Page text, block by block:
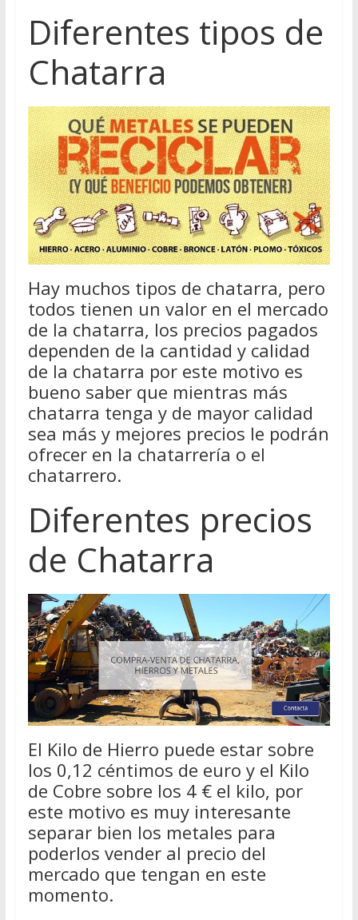
Diferentes tipos de
Chatarra
Hay muchos tipos de chatarra, pero
todos tienen un valor en el mercado
de la chatarra, los precios pagados
dependen de la cantidad y calidad
de la chatarra por este motivo es
bueno saber que mientras más
chatarra tenga y de mayor calidad
sea más y mejores precios le podrán
ofrecer en la chatarrería o el
chatarrero.
Diferentes precios
de Chatarra
El Kilo de Hierro puede estar sobre
los 0,12 céntimos de euro y el Kilo
de Cobre sobre los 4 € el kilo, por
este motivo es muy interesante
separar bien los metales para
poderlos vender al precio del
mercado que tengan en este
momento.